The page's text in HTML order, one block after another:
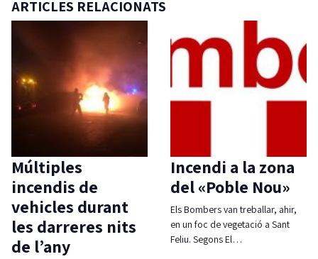
ARTICLES RELACIONATS
Múltiples
incendis de
vehicles durant
les darreres nits
de l’any
Incendi a la zona
del «Poble Nou»
Els Bombers van treballar, ahir,
en un foc de vegetació a Sant
Feliu. Segons El…